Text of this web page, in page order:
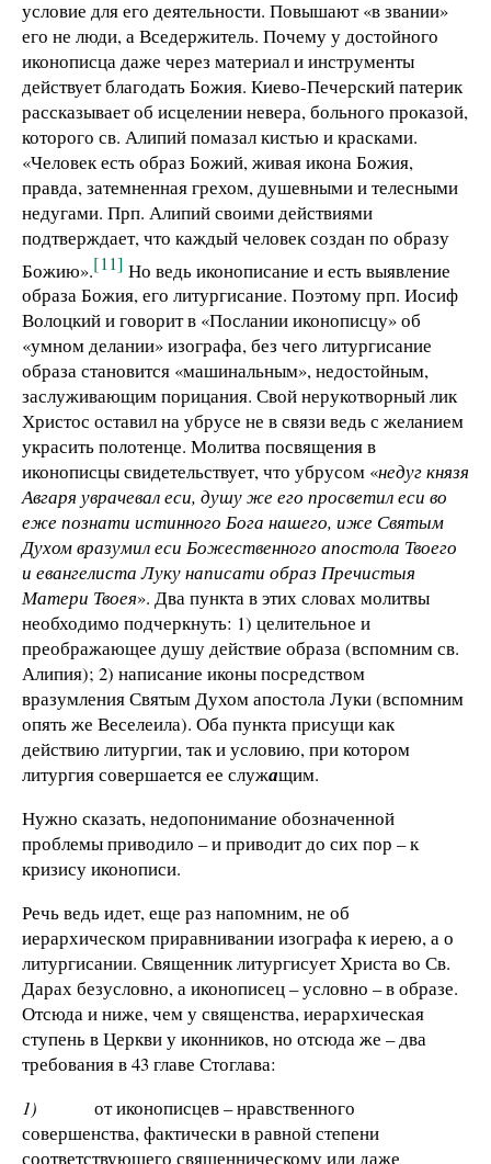
условие для его деятельности. Повышают «в звании»
его не люди, а Вседержитель. Почему у достойного
иконописца даже через материал и инструменты
действует благодать Божия. Киево-Печерский патерик
рассказывает об исцелении невера, больного проказой,
которого св. Алипий помазал кистью и красками.
«Человек есть образ Божий, живая икона Божия,
правда, затемненная грехом, душевными и телесными
недугами. Прп. Алипий своими действиями
подтверждает, что каждый человек создан по образу
Божию».[11] Но ведь иконописание и есть выявление
образа Божия, его литургисание. Поэтому прп. Иосиф
Волоцкий и говорит в «Послании иконописцу» об
«умном делании» изографа, без чего литургисание
образа становится «машинальным», недостойным,
заслуживающим порицания. Свой нерукотворный лик
Христос оставил на убрусе не в связи ведь с желанием
украсить полотенце. Молитва посвящения в
иконописцы свидетельствует, что убрусом «недуг князя
Авгаря уврачевал еси, душу же его просветил еси во
еже познати истинного Бога нашего, иже Святым
Духом вразумил еси Божественного апостола Твоего
и евангелиста Луку написати образ Пречистыя
Матери Твоея». Два пункта в этих словах молитвы
необходимо подчеркнуть: 1) целительное и
преображающее душу действие образа (вспомним св.
Алипия); 2) написание иконы посредством
вразумления Святым Духом апостола Луки (вспомним
опять же Веселеила). Оба пункта присущи как
действию литургии, так и условию, при котором
литургия совершается ее служащим.
Нужно сказать, недопонимание обозначенной
проблемы приводило – и приводит до сих пор – к
кризису иконописи.
Речь ведь идет, еще раз напомним, не об
иерархическом приравнивании изографа к иерею, а о
литургисании. Священник литургисует Христа во Св.
Дарах безусловно, а иконописец – условно – в образе.
Отсюда и ниже, чем у священства, иерархическая
ступень в Церкви у иконников, но отсюда же – два
требования в 43 главе Стоглава:
1)
от иконописцев – нравственного
совершенства, фактически в равной степени
соответствующего священническому или даже